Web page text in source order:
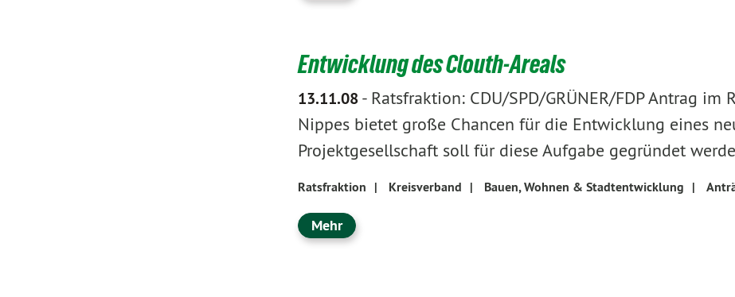
Entwicklung des Clouth-Areals
13.11.08- Ratsfraktion: CDU/SPD/GRÜNER/FDP Antrag
Nippes bietet große Chancen für die Entwicklung eines
Projektgesellschaft soll für diese Aufgabe gegründet
Ratsfraktion | Kreisverband | Bauen, Wohnen & Stadtentwicklung |
Mehr